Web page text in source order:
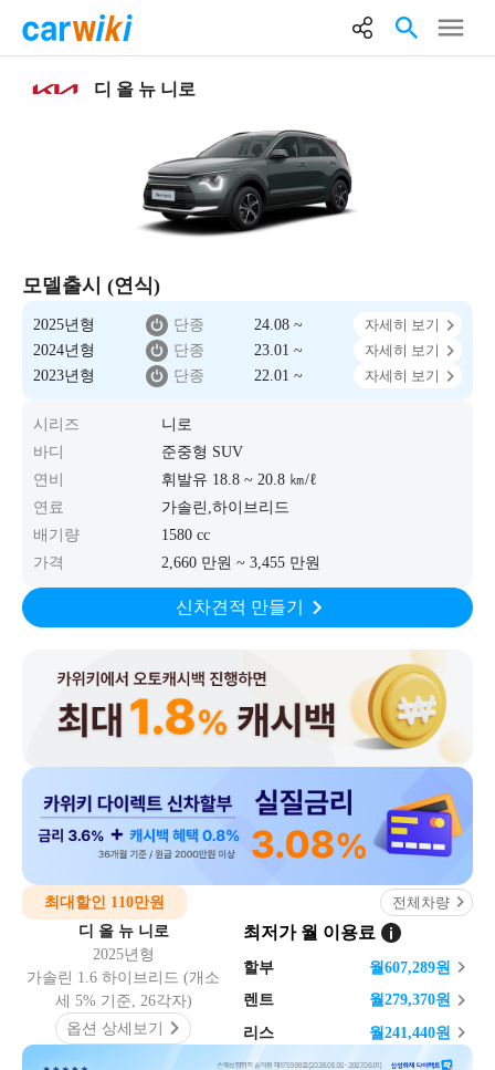
디 올 뉴 니로
모델출시 (연식)
2025년형 단종 24.08 ~
자세히 보기
2024년형
단종 23.01 ~
자세히 보기
2023년형
단종 22.01 ~ 자세히 보기
시리즈
니로
바디
준중형 SUV
연비
휘발유 18.8 ~ 20.8 ㎞/ℓ
연료
가솔린,하이브리드
배기량
1580 cc
가격
2,660 만원 ~ 3,455 만원
신차견적 만들기
최대할인 110만원
전체차량
디 올 뉴 니로
2025년형
가솔린 1.6 하이브리드 (개소
세 5% 기준, 26각자)
옵션 상세보기
최저가 월 이용료
할부 월 607,289원
렌트
월279,370원
리스
월 241,440원